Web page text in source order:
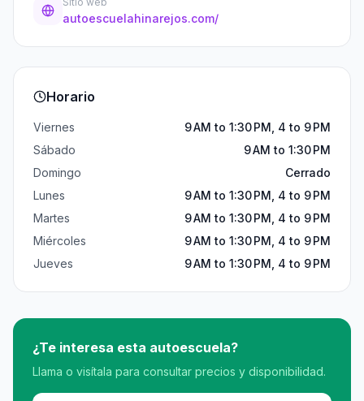
autoescuelahinarejos.com/
Horario
Viernes
9 AM to 1:30 PM, 4 to 9 PM
Sábado
9 AM to 1:30 PM
Domingo
Cerrado
Lunes
9 AM to 1:30 PM, 4 to 9 PM
Martes
9 AM to 1:30 PM, 4 to 9 PM
Miércoles
9 AM to 1:30 PM, 4 to 9 PM
Jueves
9 AM to 1:30 PM, 4 to 9 PM
¿Te interesa esta autoescuela?
Llama o visítala para consultar precios y disponibilidad.